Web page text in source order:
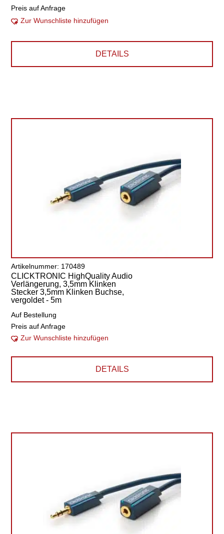
Preis auf Anfrage
Zur Wunschliste hinzufügen
DETAILS
Artikelnummer: 170489
CLICKTRONIC HighQuality Audio
Verlängerung, 3,5mm Klinken
Stecker 3,5mm Klinken Buchse,
vergoldet - 5m
Auf Bestellung
Preis auf Anfrage
Zur Wunschliste hinzufügen
DETAILS